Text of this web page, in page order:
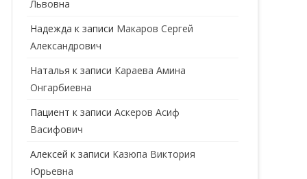
ДЕТСКИЙ ХИРУРГ
ПЕРИНАТАЛЬНЫЙ ПСИХОЛОГ
КАРДИОЛОГ
КОСМЕТОЛОГ
МАССАЖИСТ
НАРКОЛОГ
НЕВРОПАТОЛОГ
Львовна
Надежда к записи Макаров Сергей
Александрович
Наталья к записи Караева Амина
Онгарбиевна
Пациент к записиАскеров Асиф
Васифович
Алексей к записи Казюпа Виктория
Юрьевна